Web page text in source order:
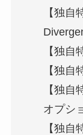
【独
【独自
【独自
【独
オプシ
【独